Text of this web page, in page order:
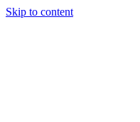
Skip to content